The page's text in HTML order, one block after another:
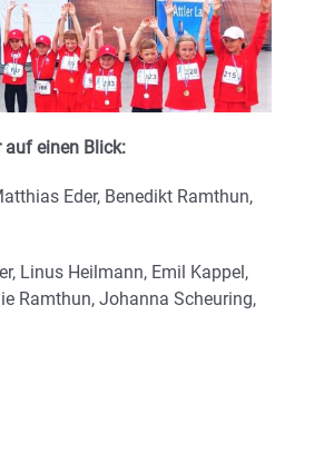
auf einen Blick:
Eder, Benedikt Ramthun,
Linus Heilmann, Emil Kappel,
Ramthun, Johanna Scheuring,